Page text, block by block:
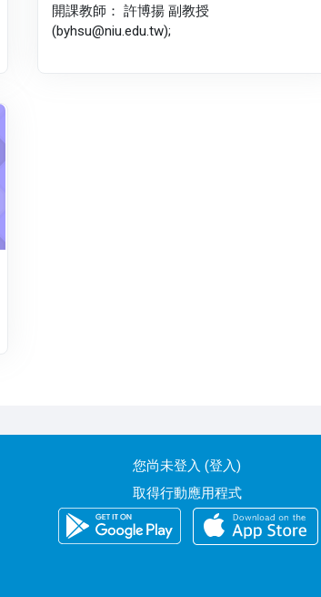
開課教師： 許博揚 副教授
(byhsu@niu.edu.tw);
您尚未登入 (登入)
取得行動應用程式